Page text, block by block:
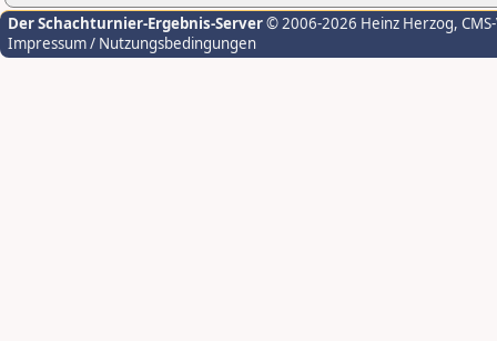
Der Schachturnier-Ergebnis-Server© 2006-2026 Heinz Herzog,
Impressum / Nutzungsbedingungen